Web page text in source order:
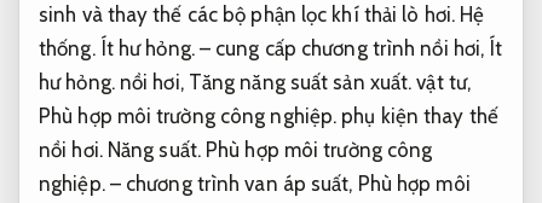
sinh và thay thế các bộ phận lọc khí thải lò hơi. Hệ
thống. Ít hư hỏng.– cung cấp chương trình nồi hơi, Ít
hư hỏng.nồi hơi, Tăng năng suất sản xuất. vật tư,
Phù hợp môi trường công nghiệp. phụ kiện thay thế
nồi hơi. Năng suất. Phù hợp môi trường công
nghiệp.– chương trình van áp suất, Phù hợp môi